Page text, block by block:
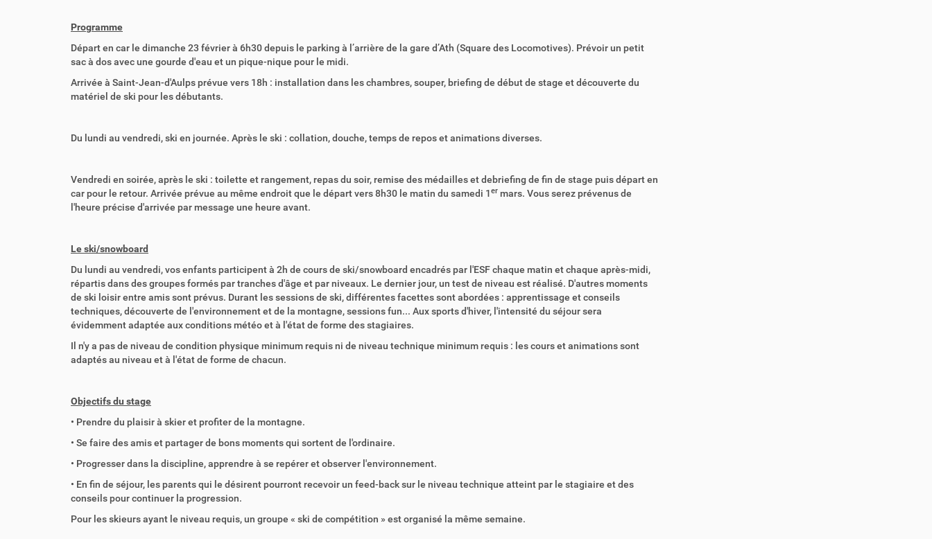
Programme
Départ en car le dimanche 23 février à 6h30 depuis le parking à l’arrière de la gare d’Ath (Square des Locomotives). Prévoir un petit
sac à dos avec une gourde d'eau et un pique-nique pour le midi.
Arrivée à Saint-Jean-d'Aulps prévue vers 18h : installation dans les chambres, souper, briefing de début de stage et découverte du
matériel de ski pour les débutants.
Du lundi au vendredi, ski en journée. Après le ski : collation, douche, temps de repos et animations diverses.
Vendredi en soirée, après le ski : toilette et rangement, repas du soir, remise des médailles et debriefing de fin de stage puis départ en
car pour le retour. Arrivée prévue au même endroit que le départ vers 8h30 le matin du samedi 1er mars. Vous serez prévenus de
l'heure précise d'arrivée par message une heure avant.
Le ski/snowboard
Du lundi au vendredi, vos enfants participent à 2h de cours de ski/snowboard encadrés par l'ESF chaque matin et chaque après-midi,
répartis dans des groupes formés par tranches d'âge et par niveaux. Le dernier jour, un test de niveau est réalisé. D'autres moments
de ski loisir entre amis sont prévus. Durant les sessions de ski, différentes facettes sont abordées : apprentissage et conseils
techniques, découverte de l'environnement et de la montagne, sessions fun... Aux sports d'hiver, l'intensité du séjour sera
évidemment adaptée aux conditions météo et à l'état de forme des stagiaires.
Il n'y a pas de niveau de condition physique minimum requis ni de niveau technique minimum requis : les cours et animations sont
adaptés au niveau et à l'état de forme de chacun.
Objectifs du stage
• Prendre du plaisir à skier et profiter de la montagne.
• Se faire des amis et partager de bons moments qui sortent de l'ordinaire.
• Progresser dans la discipline, apprendre à se repérer et observer l'environnement.
• En fin de séjour, les parents qui le désirent pourront recevoir un feed-back sur le niveau technique atteint par le stagiaire et des
conseils pour continuer la progression.
Pour les skieurs ayant le niveau requis, un groupe « ski de compétition » est organisé la même semaine.